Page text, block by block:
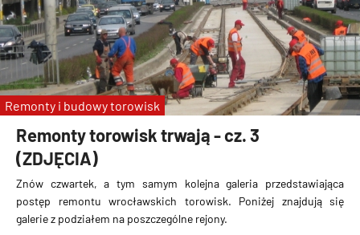
Remonty torowisk trwają - cz. 3
(ZDJĘCIA)
Znów czwartek, a tym samym kolejna galeria przedstawiająca
postęp remontu wrocławskich torowisk. Poniżej znajdują się
galerie z podziałem na poszczególne rejony.
Remonty i budowy torowisk